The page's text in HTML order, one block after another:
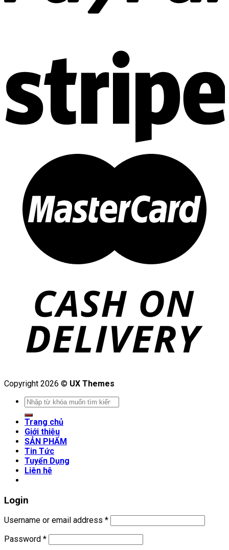
Copyright 2026 © UX Themes
Search
for:
Trang chủ
Giới thiệu
SẢN PHẨM
Tin Tức
Tuyển Dụng
Liên hệ
Login
Username or email address *
Password *